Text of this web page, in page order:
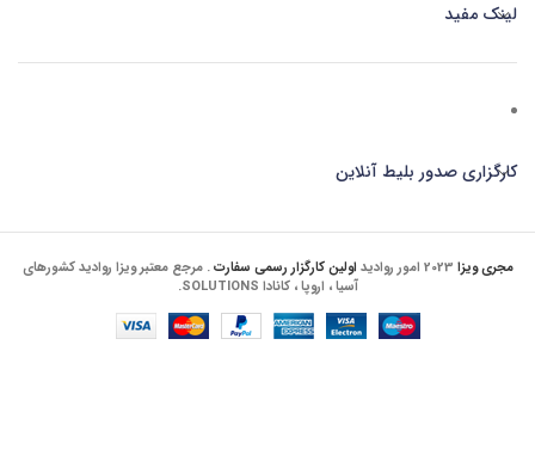
لینک مفید
کارگزاری صدور بلیط آنلاین
مجری ویزا 2023 امور روادید اولین کارگزار رسمی سفارت. مرجع معتبر ویزا روادید کشورهای
آسیا ، اروپا ، کانادا SOLUTIONS.